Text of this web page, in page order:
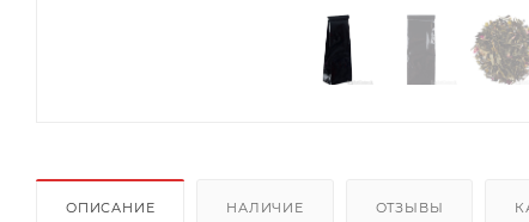
ОПИСАНИЕ НАЛИЧИЕ ОТЗЫВЫ